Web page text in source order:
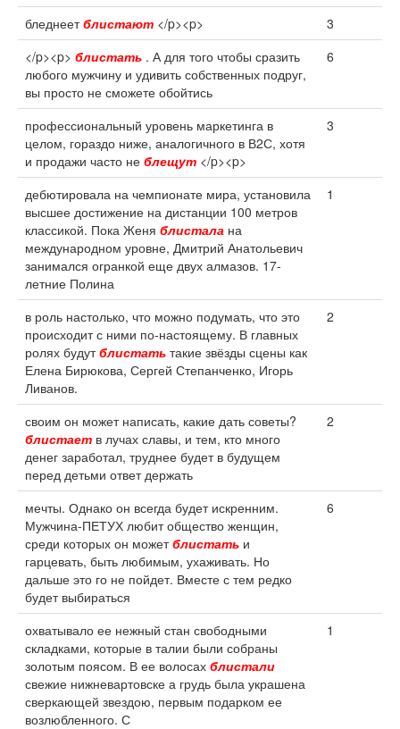
бледнеетблистают </p><p>
3
</p><p> блистать . А для того чтобы сразить
любого мужчину и удивить собственных подруг,
вы просто не сможете обойтись
6
профессиональный уровень маркетинга в
целом, гораздо ниже, аналогичного в В2С, хотя
и продажи часто не блещут </p><p>
3
дебютировала на чемпионате мира, установила
высшее достижение на дистанции 100 метров
классикой. Пока Женя блистала на
международном уровне, Дмитрий Анатольевич
занимался огранкой еще двух алмазов. 17-
летние Полина
1
в роль настолько, что можно подумать, что это
происходит с ними по-настоящему. В главных
ролях будутблистать такие звёзды сцены как
Елена Бирюкова, Сергей Степанченко, Игорь
Ливанов.
2
своим он может написать, какие дать советы?
блистает в лучах славы, и тем, кто много
денег заработал, труднее будет в будущем
перед детьми ответ держать
2
мечты. Однако он всегда будет искренним.
Мужчина-ПЕТУХ любит общество женщин,
среди которых он можетблистать и
гарцевать, быть любимым, ухаживать. Но
дальше это го не пойдет. Вместе с тем редко
будет выбираться
6
охватывало ее нежный стан свободными
складками, которые в талии были собраны
золотым поясом. В ее волосах блистали
свежие нижневартовске а грудь была украшена
сверкающей звездою, первым подарком ее
возлюбленного. С
1